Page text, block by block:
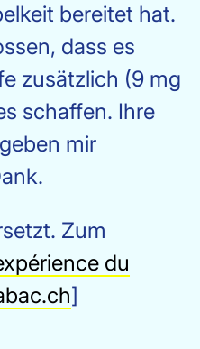
bereitet hat.
dass es
zusätzlich (9 mg
schaffen. Ihre
mir
Zum
du
]